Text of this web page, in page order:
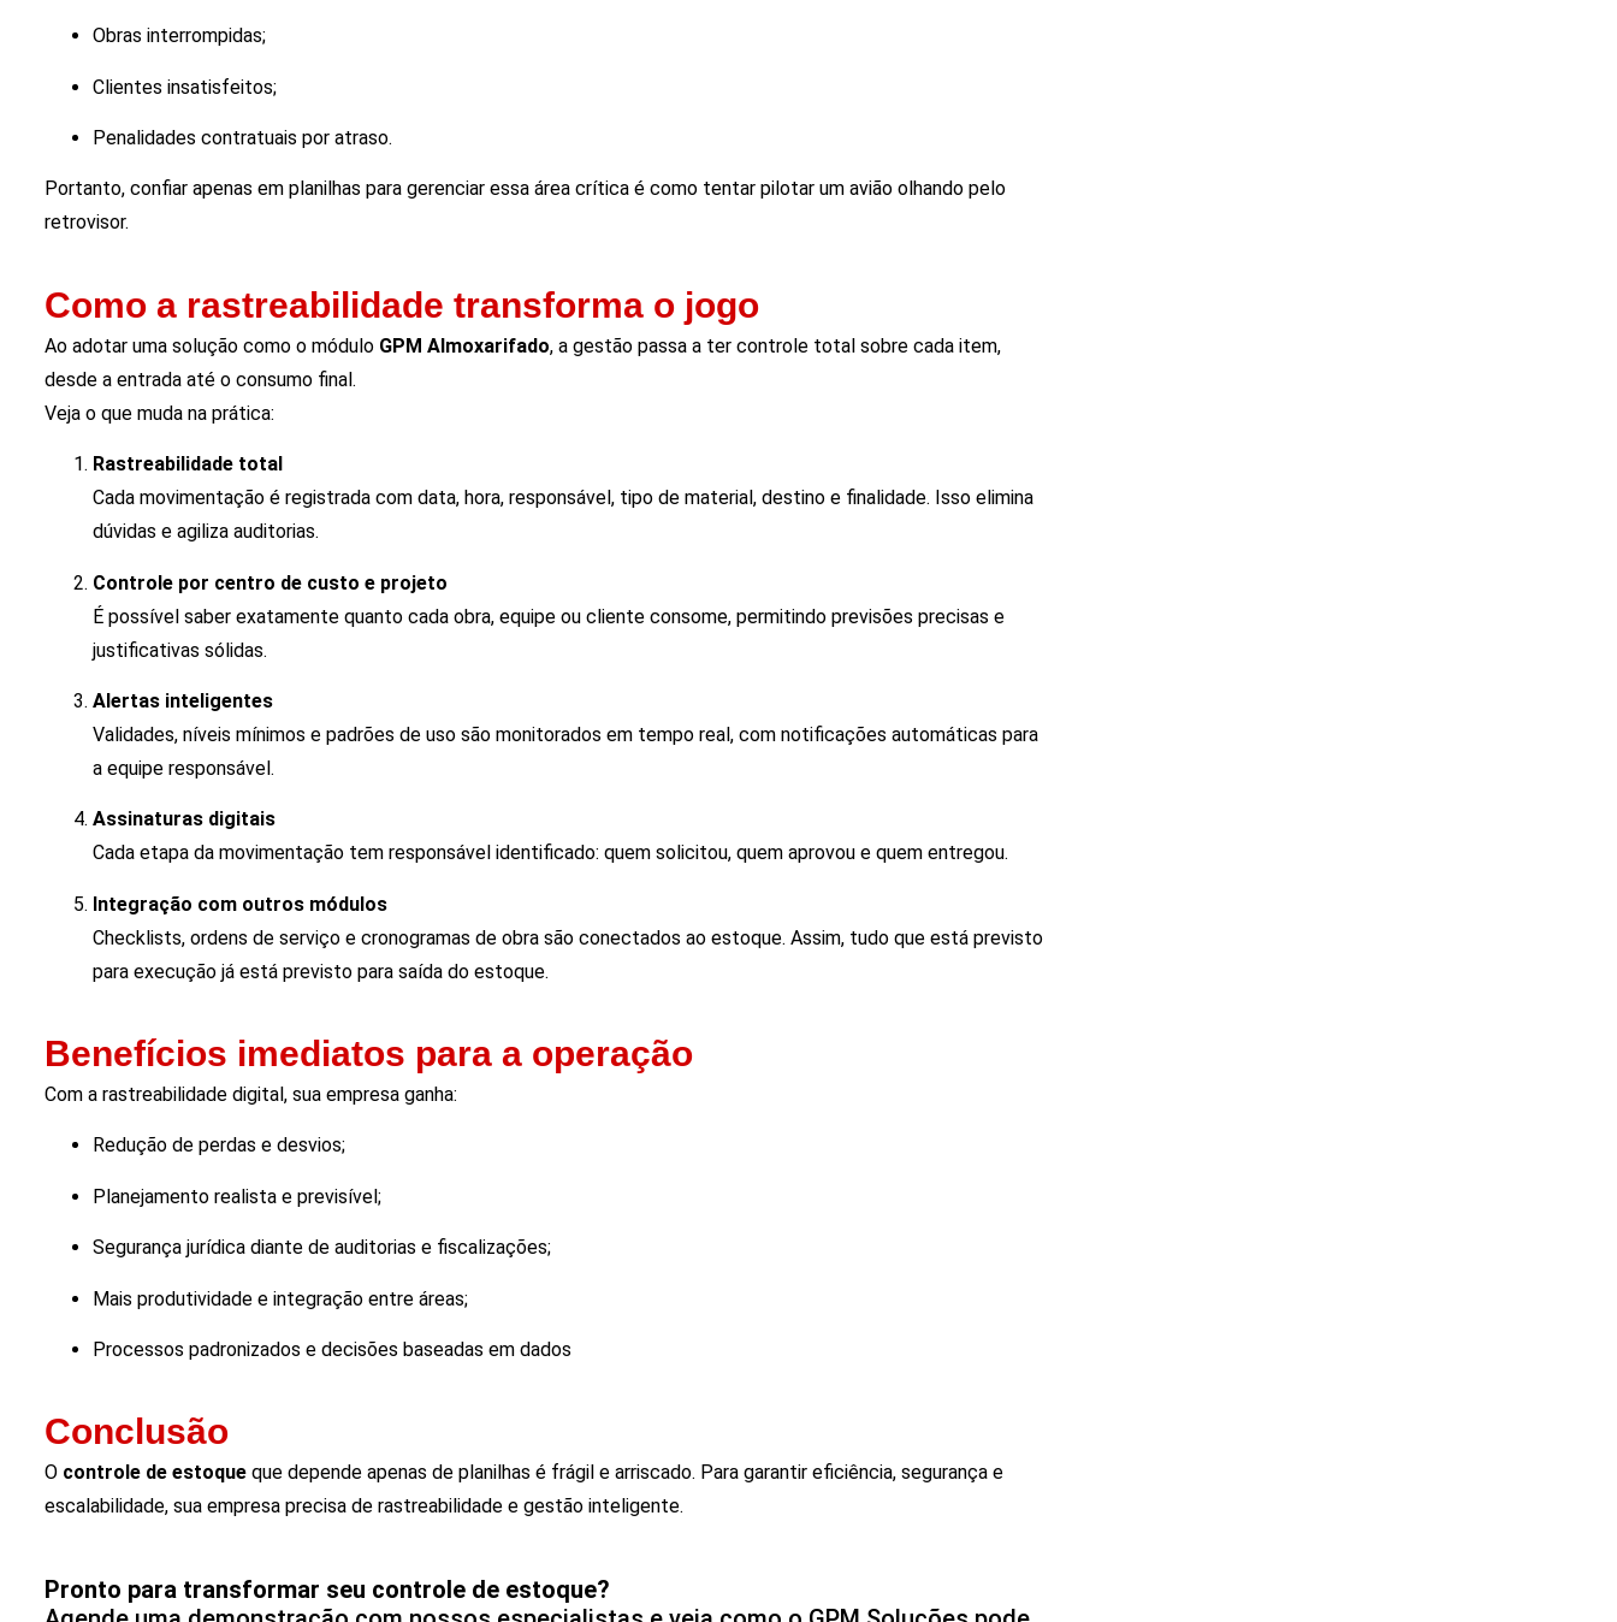
Obras interrompidas;
Clientes insatisfeitos;
Penalidades contratuais por atraso.
Portanto, confiar apenas em planilhas para gerenciar essa área crítica é como tentar pilotar um avião olhando pelo
retrovisor.
Como a rastreabilidade transforma o jogo
Ao adotar uma solução como o módulo GPM Almoxarifado, a gestão passa a ter controle total sobre cada item,
desde a entrada até o consumo final.
Veja o que muda na prática:
Rastreabilidade total
Cada movimentação é registrada com data, hora, responsável, tipo de material, destino e finalidade. Isso elimina
dúvidas e agiliza auditorias.
Controle por centro de custo e projeto
É possível saber exatamente quanto cada obra, equipe ou cliente consome, permitindo previsões precisas e
justificativas sólidas.
Alertas inteligentes
Validades, níveis mínimos e padrões de uso são monitorados em tempo real, com notificações automáticas para
a equipe responsável.
Assinaturas digitais
Cada etapa da movimentação tem responsável identificado: quem solicitou, quem aprovou e quem entregou.
Integração com outros módulos
Checklists, ordens de serviço e cronogramas de obra são conectados ao estoque. Assim, tudo que está previsto
para execução já está previsto para saída do estoque.
Benefícios imediatos para a operação
Com a rastreabilidade digital, sua empresa ganha:
Redução de perdas e desvios;
Planejamento realista e previsível;
Segurança jurídica diante de auditorias e fiscalizações;
Mais produtividade e integração entre áreas;
Processos padronizados e decisões baseadas em dados
Conclusão
O controle de estoque que depende apenas de planilhas é frágil e arriscado. Para garantir eficiência, segurança e
escalabilidade, sua empresa precisa de rastreabilidade e gestão inteligente.
Pronto para transformar seu controle de estoque?